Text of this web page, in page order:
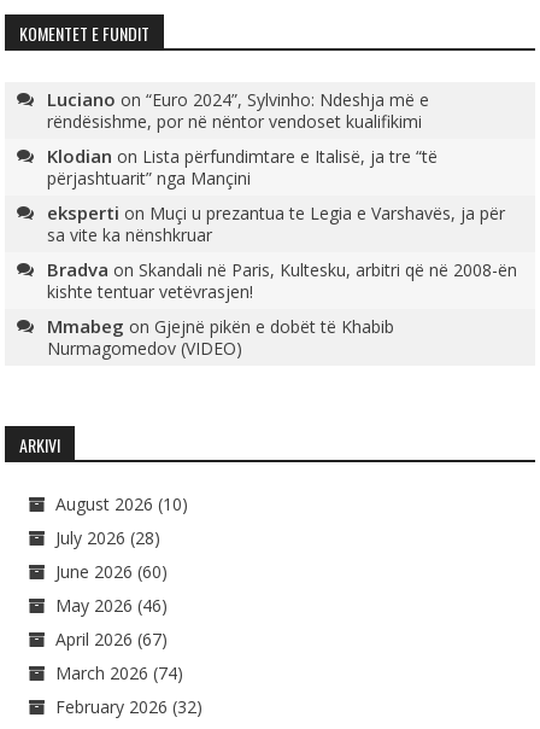
KOMENTET E FUNDIT
Luciano on“Euro 2024”, Sylvinho: Ndeshja më e
rëndësishme, por në nëntor vendoset kualifikimi
Klodian on Lista përfundimtare e Italisë, ja tre “të
përjashtuarit” nga Mançini
eksperti on Muçi u prezantua te Legia e Varshavës, ja për
sa vite ka nënshkruar
Bradva onSkandali në Paris, Kultesku, arbitri që në 2008-ën
kishte tentuar vetëvrasjen!
Mmabeg onGjejnë pikën e dobët të Khabib
Nurmagomedov (VIDEO)
ARKIVI
August 2026 (10)
July 2026 (28)
June 2026 (60)
May 2026 (46)
April 2026 (67)
March 2026 (74)
February 2026 (32)